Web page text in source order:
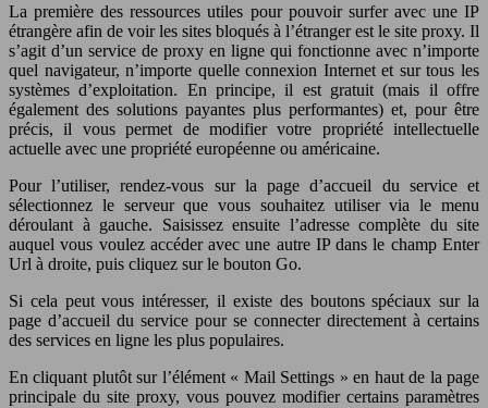
La première des ressources utiles pour pouvoir surfer avec une IP
étrangère afin de voir les sites bloqués à l’étranger est le site proxy. Il
s’agit d’un service de proxy en ligne qui fonctionne avec n’importe
quel navigateur, n’importe quelle connexion Internet et sur tous les
systèmes d’exploitation. En principe, il est gratuit (mais il offre
également des solutions payantes plus performantes) et, pour être
précis, il vous permet de modifier votre propriété intellectuelle
actuelle avec une propriété européenne ou américaine.
Pour l’utiliser, rendez-vous sur la page d’accueil du service et
sélectionnez le serveur que vous souhaitez utiliser via le menu
déroulant à gauche. Saisissez ensuite l’adresse complète du site
auquel vous voulez accéder avec une autre IP dans le champ Enter
Url à droite, puis cliquez sur le bouton Go.
Si cela peut vous intéresser, il existe des boutons spéciaux sur la
page d’accueil du service pour se connecter directement à certains
des services en ligne les plus populaires.
En cliquant plutôt sur l’élément « Mail Settings » en haut de la page
principale du site proxy, vous pouvez modifier certains paramètres